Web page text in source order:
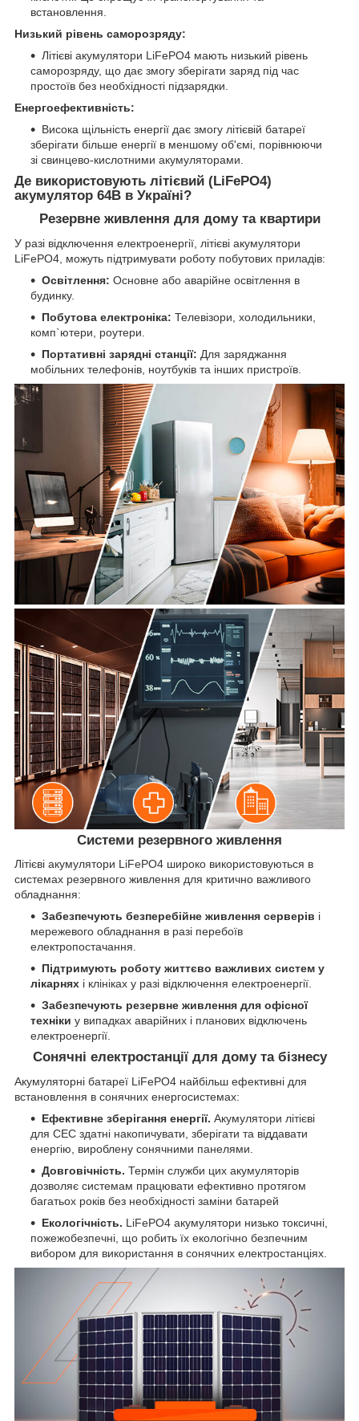
встановлення.
Низький рівень саморозряду:
Літієві акумулятори LiFePO4 мають низький рівень
саморозряду, що дає змогу зберігати заряд під час
простоїв без необхідності підзарядки.
Енергоефективність:
Висока щільність енергії дає змогу літієвій батареї
зберігати більше енергії в меншому об'ємі, порівнюючи
зі свинцево-кислотними акумуляторами.
Де використовують літієвий (LiFePO4)
акумулятор 64В в Україні?
Резервне живлення для дому та квартири
У разі відключення електроенергії, літієві акумулятори
LiFePO4, можуть підтримувати роботу побутових приладів:
Освітлення: Основне або аварійне освітлення в
будинку.
Побутова електроніка: Телевізори, холодильники,
комп`ютери, роутери.
Портативні зарядні станції: Для заряджання
мобільних телефонів, ноутбуків та інших пристроїв.
Системи резервного живлення
Літієві акумулятори LiFePO4 широко використовуються в
системах резервного живлення для критично важливого
обладнання:
Забезпечують безперебійне живлення серверів і
мережевого обладнання в разі перебоїв
електропостачання.
Підтримують роботу життєво важливих систем у
лікарнях і клініках у разі відключення електроенергії.
Забезпечують резервне живлення для офісної
техніки у випадках аварійних і планових відключень
електроенергії.
Сонячні електростанції для дому та бізнесу
Акумуляторні батареї LiFePO4 найбільш ефективні для
встановлення в сонячних енергосистемах:
Ефективне зберігання енергії. Акумулятори літієві
для СЕС здатні накопичувати, зберігати та віддавати
енергію, вироблену сонячними панелями.
Довговічність. Термін служби цих акумуляторів
дозволяє системам працювати ефективно протягом
багатьох років без необхідності заміни батарей
Екологічність. LiFePO4 акумулятори низько токсичні,
пожежобезпечні, що робить їх екологічно безпечним
вибором для використання в сонячних електростанціях.